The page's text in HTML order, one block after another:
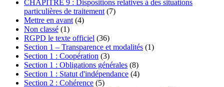
CHAPITRE 9 : Dispositions relatives à des situations
particulières de traitement (7)
Mettre en avant (4)
Non classé (1)
RGPD le texte officiel (36)
Section 1 – Transparence et modalités (1)
Section 1 : Coopération (3)
Section 1 : Obligations générales (8)
Section 1 : Statut d'indépendance (4)
Section 2 : Cohérence (5)